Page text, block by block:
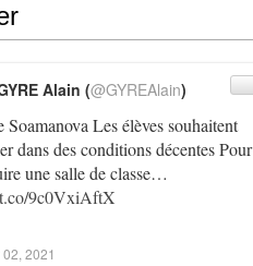
Soamanova Les élèves souhaitent
dans des conditions décentes Pour
une salle de classe…
9c0VxiAftX
Alain (@GYREAlain)
2021